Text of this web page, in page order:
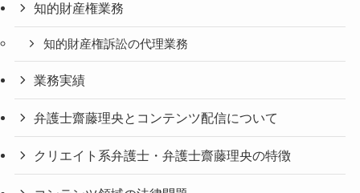
知的財産権業務
知的財産権訴訟の代理業務
業務実績
弁護士齋藤理央とコンテンツ配信について
クリエイト系弁護士・弁護士齋藤理央の特徴